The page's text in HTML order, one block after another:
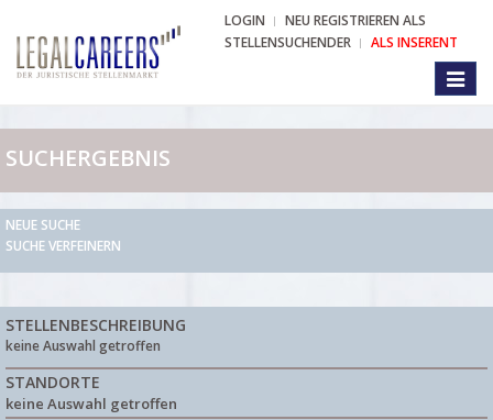
LOGIN
NEU REGISTRIEREN ALS
STELLENSUCHENDER
ALS INSERENT
SUCHERGEBNIS
NEUE SUCHE
SUCHE VERFEINERN
STELLENBESCHREIBUNG
keine Auswahl getroffen
STANDORTE
keine Auswahl getroffen